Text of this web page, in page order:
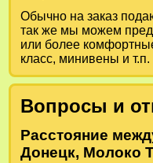
Обычно на заказ
так же мы можем
или более
класс, минивены и т.п.
Вопросы и
Расстояние
Донецк, Молоко